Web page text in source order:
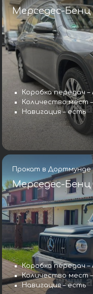
Мерседес-Бенц
Коробка передач
Количество мест
Навигация – есть
Прокат в Дортмунде
Мерседес-Бенц
Коробка передач
Количество мест
Навигация – есть